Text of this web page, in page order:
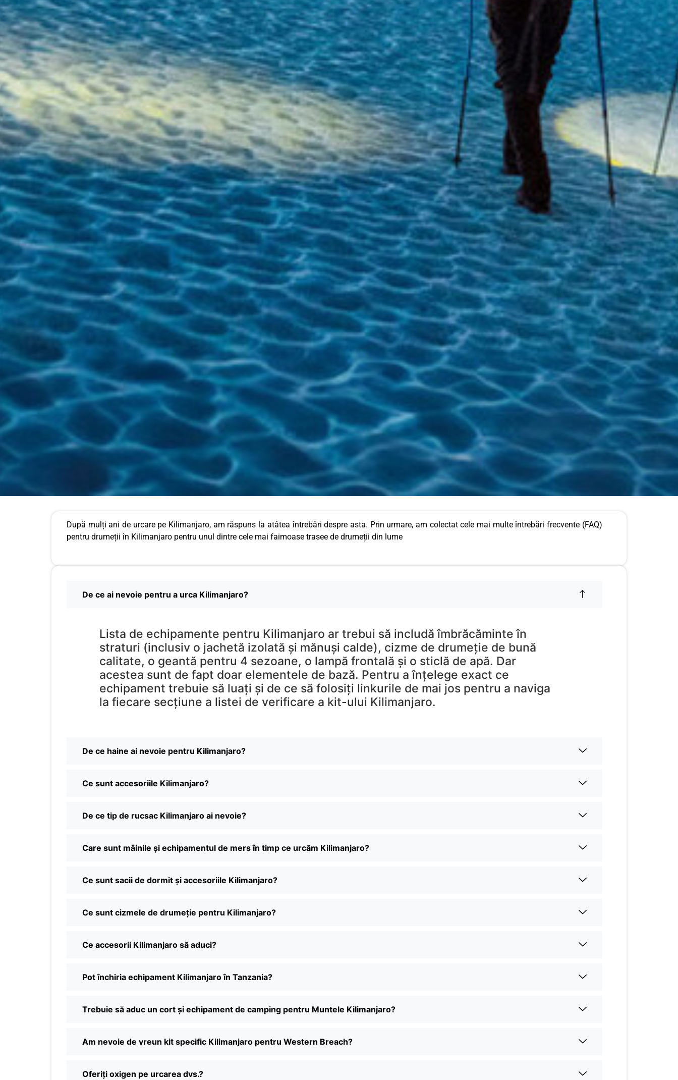
După mulți ani de urcare pe Kilimanjaro, am răspuns la atâtea întrebări despre asta. Prin urmare, am colectat cele mai multe întrebări frecvente (FAQ)
pentru drumeții în Kilimanjaro pentru unul dintre cele mai faimoase trasee de drumeții din lume
De ce ai nevoie pentru a urca Kilimanjaro?
Lista de echipamente pentru Kilimanjaro ar trebui să includă îmbrăcăminte în
straturi (inclusiv o jachetă izolată și mănuși calde), cizme de drumeție de bună
calitate, o geantă pentru 4 sezoane, o lampă frontală și o sticlă de apă. Dar
acestea sunt de fapt doar elementele de bază. Pentru a înțelege exact ce
echipament trebuie să luați și de ce să folosiți linkurile de mai jos pentru a naviga
la fiecare secțiune a listei de verificare a kit-ului Kilimanjaro.
De ce haine ai nevoie pentru Kilimanjaro?
Ce sunt accesoriile Kilimanjaro?
De ce tip de rucsac Kilimanjaro ai nevoie?
Care sunt mâinile și echipamentul de mers în timp ce urcăm Kilimanjaro?
Ce sunt sacii de dormit și accesoriile Kilimanjaro?
Ce sunt cizmele de drumeție pentru Kilimanjaro?
Ce accesorii Kilimanjaro să aduci?
Pot închiria echipament Kilimanjaro în Tanzania?
Trebuie să aduc un cort și echipament de camping pentru Muntele Kilimanjaro?
Am nevoie de vreun kit specific Kilimanjaro pentru Western Breach?
Oferiți oxigen pe urcarea dvs.?